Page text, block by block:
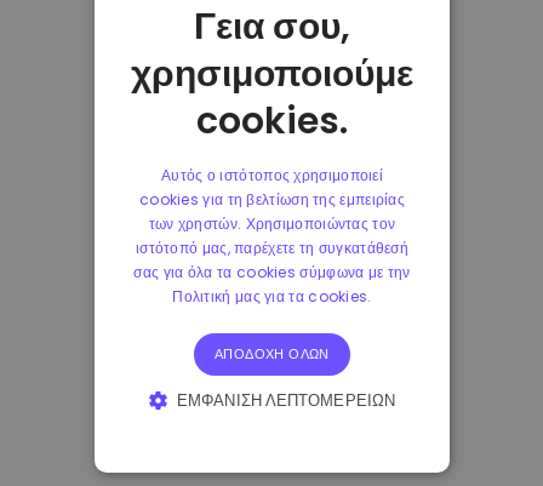
Γεια σου,
χρησιμοποιούμε
cookies.
Αυτός ο ιστότοπος χρησιμοποιεί
cookies για τη βελτίωση της εμπειρίας
των χρηστών. Χρησιμοποιώντας τον
ιστότοπό μας, παρέχετε τη συγκατάθεσή
σας για όλα τα cookies σύμφωνα με την
Πολιτική μας για τα cookies.
ΑΠΟΔΟΧΉ ΌΛΩΝ
ΕΜΦΆΝΙΣΗ ΛΕΠΤΟΜΕΡΕΙΏΝ